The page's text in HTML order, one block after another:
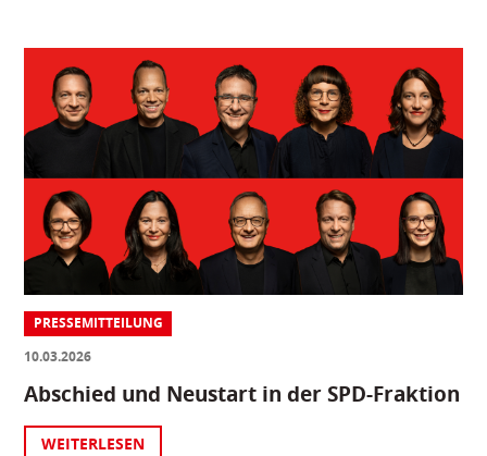
PRESSEMITTEILUNG
10.03.2026
Abschied und Neustart in der SPD-Fraktion
WEITERLESEN